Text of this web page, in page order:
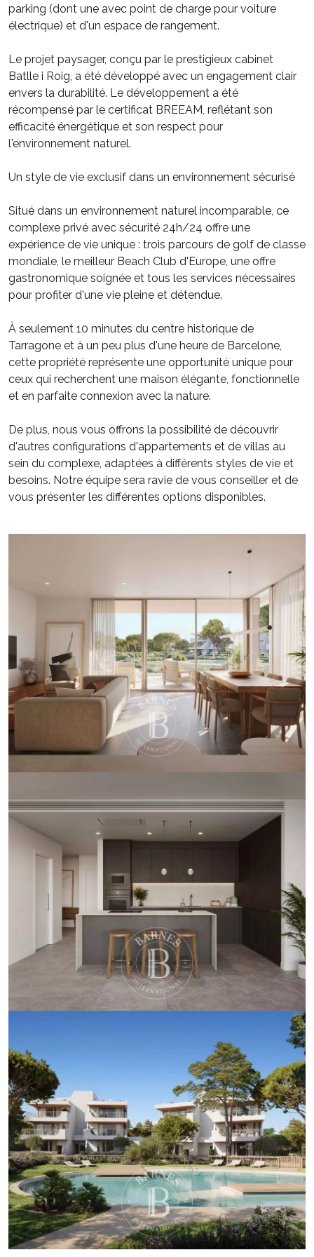
parking (dont une avec point de charge pour voiture
électrique) et d'un espace de rangement.
Le projet paysager, conçu par le prestigieux cabinet
Batlle i Roig, a été développé avec un engagement clair
envers la durabilité. Le développement a été
récompensé par le certificat BREEAM, reflétant son
efficacité énergétique et son respect pour
l'environnement naturel.
Un style de vie exclusif dans un environnement sécurisé
Situé dans un environnement naturel incomparable, ce
complexe privé avec sécurité 24h/24 offre une
expérience de vie unique : trois parcours de golf de classe
mondiale, le meilleur Beach Club d'Europe, une offre
gastronomique soignée et tous les services nécessaires
pour profiter d'une vie pleine et détendue.
À seulement 10 minutes du centre historique de
Tarragone et à un peu plus d'une heure de Barcelone,
cette propriété représente une opportunité unique pour
ceux qui recherchent une maison élégante, fonctionnelle
et en parfaite connexion avec la nature.
De plus, nous vous offrons la possibilité de découvrir
d'autres configurations d'appartements et de villas au
sein du complexe, adaptées à différents styles de vie et
besoins. Notre équipe sera ravie de vous conseiller et de
vous présenter les différentes options disponibles.